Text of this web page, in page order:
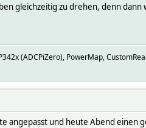
gleichzeitig zu drehen, denn
(ADCPiZero), PowerMap,
angepasst und heute Abend einen